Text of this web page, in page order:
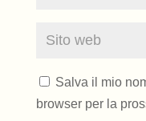
Salva il mio
browser per la